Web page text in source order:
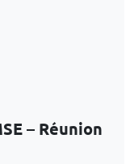
– Réunion